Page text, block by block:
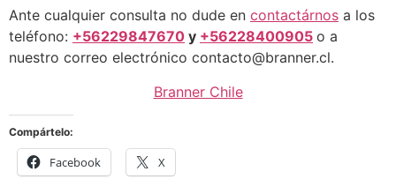
Ante cualquier consulta no dude en contactárnos a los
teléfono: +56229847670 y +56228400905 o a
nuestro correo electrónico contacto@branner.cl.
Branner Chile
Compártelo:
Facebook X